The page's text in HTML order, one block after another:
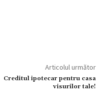
Articolul următor
Creditul ipotecar pentru casa
visurilor tale!